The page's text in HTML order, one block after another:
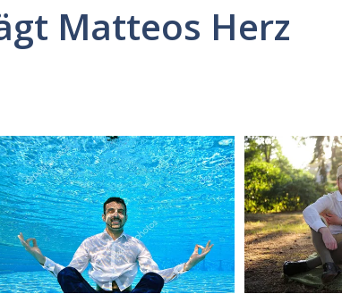
Matteos Herz